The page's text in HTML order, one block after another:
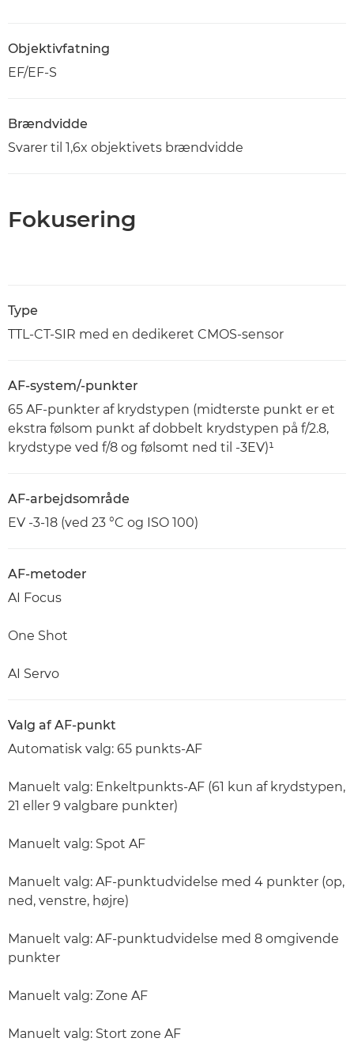
Objektivfatning
EF/EF-S
Brændvidde
Svarer til 1,6x objektivets brændvidde
Fokusering
Type
TTL-CT-SIR med en dedikeret CMOS-sensor
AF-system/-punkter
65 AF-punkter af krydstypen (midterste punkt er et
ekstra følsom punkt af dobbelt krydstypen på f/2.8,
krydstype ved f/8 og følsomt ned til -3EV)¹
AF-arbejdsområde
EV -3-18 (ved 23 °C og ISO 100)
AF-metoder
AI Focus
One Shot
AI Servo
Valg af AF-punkt
Automatisk valg: 65 punkts-AF
Manuelt valg: Enkeltpunkts-AF (61 kun af krydstypen,
21 eller 9 valgbare punkter)
Manuelt valg: Spot AF
Manuelt valg: AF-punktudvidelse med 4 punkter (op,
ned, venstre, højre)
Manuelt valg: AF-punktudvidelse med 8 omgivende
punkter
Manuelt valg: Zone AF
Manuelt valg: Stort zone AF